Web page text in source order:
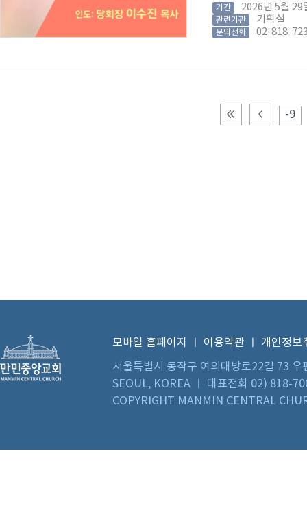
기간 2026년 5월 29
관련기관 기획실
문의전화 02-818-
-9
모바일 홈페이지 이용약관
개인정보
서울특별시 동작구 여의대방로22길 73
SEOUL, KOREA ㅣ 대표전화 02) 818-
COPYRIGHT MANMIN CENTRAL